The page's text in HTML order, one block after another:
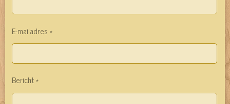
E-mailadres *
Bericht *